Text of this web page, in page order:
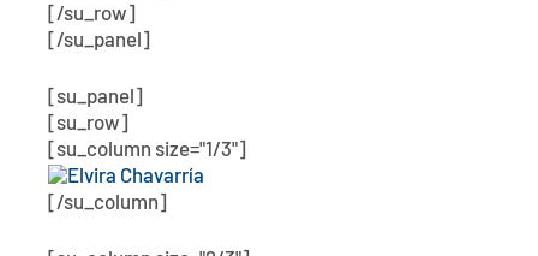
[/su_row]
[/su_panel]
[su_panel]
[su_row]
[su_column size="1/3"]
[/su_column]